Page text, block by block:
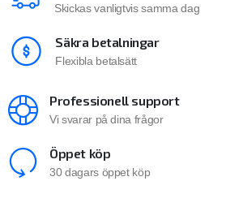
Skickas vanligtvis samma dag
Säkra betalningar
Flexibla betalsätt
Professionell support
Vi svarar på dina frågor
Öppet köp
30 dagars öppet köp